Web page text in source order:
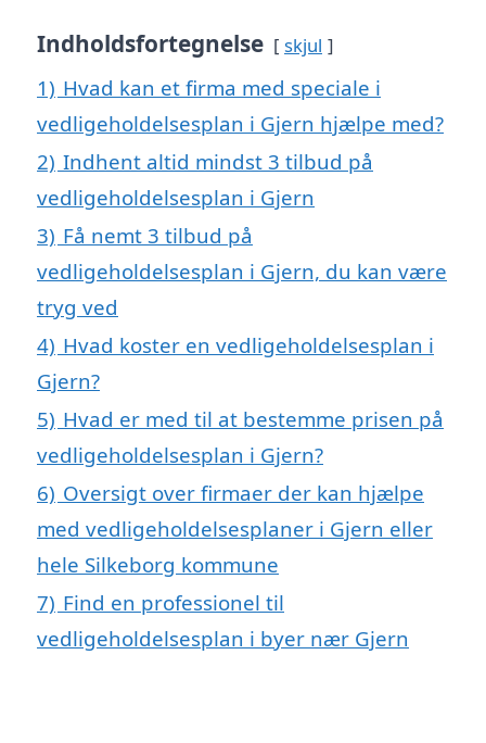
Indholdsfortegnelse skjul
1) Hvad kan et firma med speciale i
vedligeholdelsesplan i Gjern hjælpe med?
2) Indhent altid mindst 3 tilbud på
vedligeholdelsesplan i Gjern
3) Få nemt 3 tilbud på
vedligeholdelsesplan i Gjern, du kan være
tryg ved
4) Hvad koster en vedligeholdelsesplan i
Gjern?
5) Hvad er med til at bestemme prisen på
vedligeholdelsesplan i Gjern?
6) Oversigt over firmaer der kan hjælpe
med vedligeholdelsesplaner i Gjern eller
hele Silkeborg kommune
7) Find en professionel til
vedligeholdelsesplan i byer nær Gjern